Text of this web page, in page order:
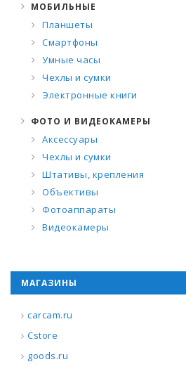
МОБИЛЬНЫЕ
Планшеты
Смартфоны
Умные часы
Чехлы и сумки
Электронные книги
ФОТО И ВИДЕОКАМЕРЫ
Аксессуары
Чехлы и сумки
Штативы, крепления
Объективы
Фотоаппараты
Видеокамеры
МАГАЗИНЫ
carcam.ru
Cstore
goods.ru